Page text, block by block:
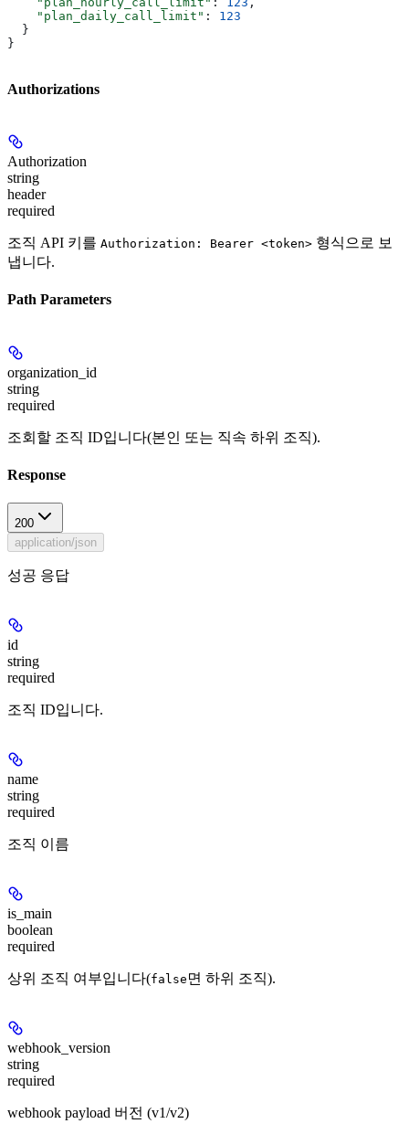
    "plan_daily_call_limit"
: 123
  }
}
Authorizations
Authorization
string
header
required
조직 API 키를 Authorization: Bearer <token> 형식으로 보
냅니다.
Path Parameters
organization_id
string
required
조회할 조직 ID입니다(본인 또는 직속 하위 조직).
Response
200
application/json
성공 응답
id
string
required
조직 ID입니다.
name
string
required
조직 이름
is_main
boolean
required
상위 조직 여부입니다(false 면 하위 조직).
webhook_version
string
required
webhook payload 버전 (v1/v2)